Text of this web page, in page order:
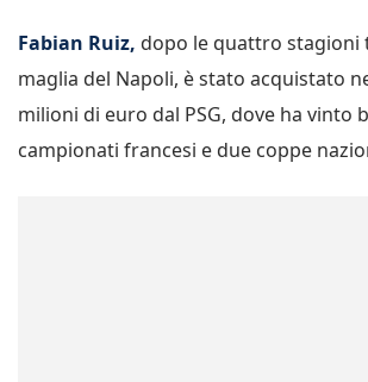
Fabian Ruiz, dopo le quattro stagioni
maglia del Napoli, è stato acquistato
milioni di euro dal PSG, dove ha vinto
campionati francesi e due coppe